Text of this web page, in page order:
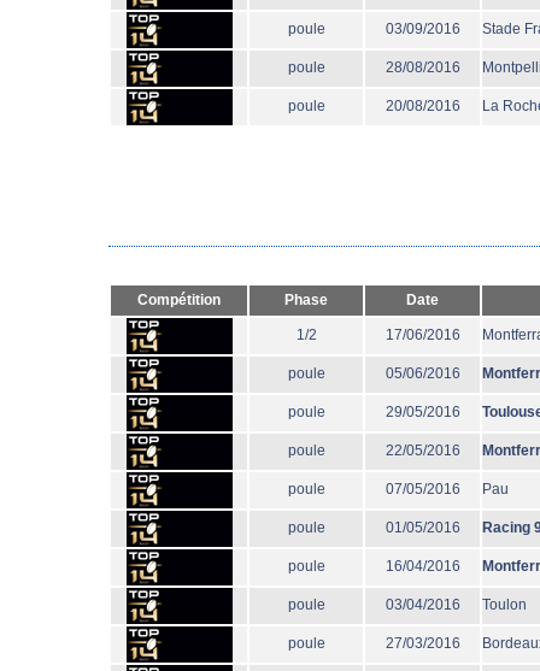
poule 03/09/2016 Stade
poule 28/08/2016
poule 20/08/2016 La
Compétition Phase Date
1/2 17/06/2016
poule 05/06/2016
poule 29/05/2016
poule 22/05/2016
poule 07/05/2016 Pau
poule 01/05/2016 Racing
poule 16/04/2016
poule 03/04/2016 Toulon
poule 27/03/2016